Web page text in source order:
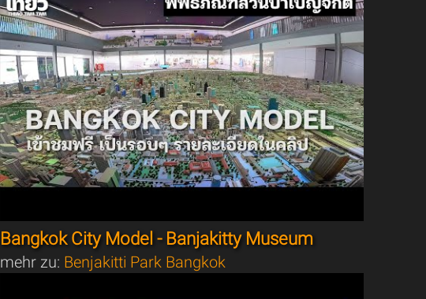
Bangkok City Model - Banjakitty Museum
mehr zu: Benjakitti Park Bangkok